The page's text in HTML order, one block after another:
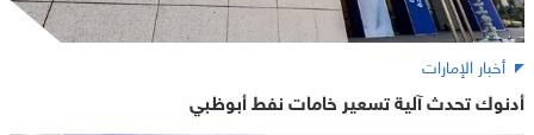
أخبار الإمارات
أدنوك تحدث آلية تسعير خامات نفط أبوظبي